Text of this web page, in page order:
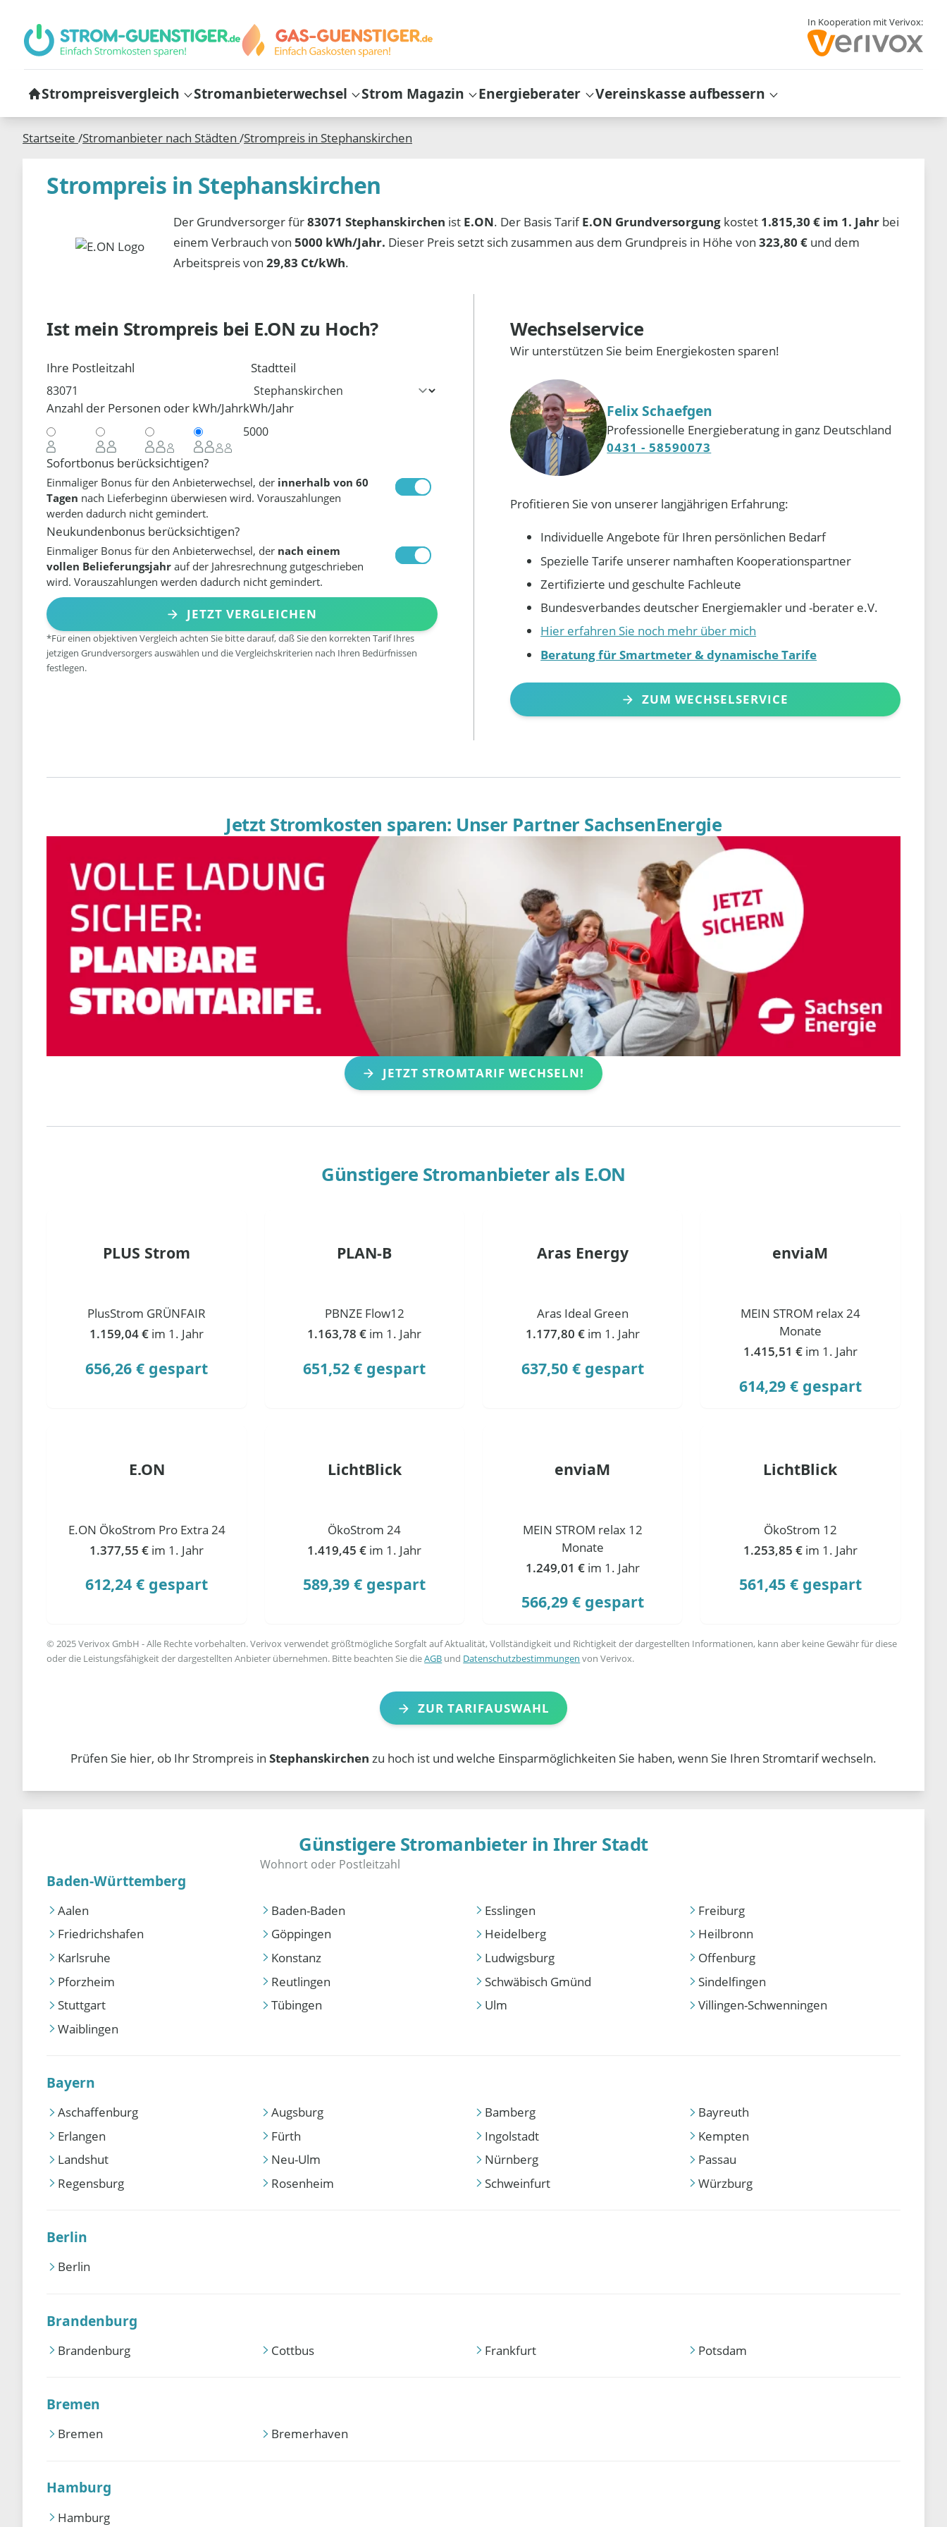
In Kooperation mit Verivox:
Strompreisvergleich Stromanbieterwechsel Strom Magazin Energieberater Vereinskasse aufbessern
Startseite /Stromanbieter nach Städten /Strompreis in Stephanskirchen
Strompreis in Stephanskirchen
Der Grundversorger für83071 Stephanskirchen ist E.ON. Der Basis TarifE.ON Grundversorgung kostet 1.815,30 € im 1. Jahr bei
einem Verbrauch von5000 kWh/Jahr. Dieser Preis setzt sich zusammen aus dem Grundpreis in Höhe von323,80 € und dem
Arbeitspreis von29,83 Ct/kWh.
Ist mein Strompreis bei E.ON zu Hoch?
Ihre Postleitzahl Stadtteil
Anzahl der Personen oder kWh/JahrkWh/Jahr
Sofortbonus berücksichtigen?
Einmaliger Bonus für den Anbieterwechsel, der innerhalb von 60
Tagen nach Lieferbeginn überwiesen wird. Vorauszahlungen
werden dadurch nicht gemindert.
Neukundenbonus berücksichtigen?
Einmaliger Bonus für den Anbieterwechsel, der nach einem
vollen Belieferungsjahr auf der Jahresrechnung gutgeschrieben
wird. Vorauszahlungen werden dadurch nicht gemindert.
JETZT VERGLEICHEN
*Für einen objektiven Vergleich achten Sie bitte darauf, daß Sie den korrekten Tarif Ihres
jetzigen Grundversorgers auswählen und die Vergleichskriterien nach Ihren Bedürfnissen
festlegen.
Wechselservice
Wir unterstützen Sie beim Energiekosten sparen!
Felix Schaefgen
Professionelle Energieberatung in ganz Deutschland
0431 - 58590073
Profitieren Sie von unserer langjährigen Erfahrung:
Individuelle Angebote für Ihren persönlichen Bedarf
Spezielle Tarife unserer namhaften Kooperationspartner
Zertifizierte und geschulte Fachleute
Bundesverbandes deutscher Energiemakler und -berater e.V.
Hier erfahren Sie noch mehr über mich
Beratung für Smartmeter & dynamische Tarife
ZUM WECHSELSERVICE
Jetzt Stromkosten sparen: Unser Partner SachsenEnergie
JETZT STROMTARIF WECHSELN!
Günstigere Stromanbieter als E.ON
PLUS Strom
PlusStrom GRÜNFAIR
1.159,04 € im 1. Jahr
656,26 € gespart
PLAN-B
PBNZE Flow12
1.163,78 € im 1. Jahr
651,52 € gespart
Aras Energy
Aras Ideal Green
1.177,80 € im 1. Jahr
637,50 € gespart
enviaM
MEIN STROM relax 24
Monate
1.415,51 € im 1. Jahr
614,29 € gespart
E.ON
E.ON ÖkoStrom Pro Extra 24
1.377,55 € im 1. Jahr
612,24 € gespart
LichtBlick
ÖkoStrom 24
1.419,45 € im 1. Jahr
589,39 € gespart
enviaM
MEIN STROM relax 12
Monate
1.249,01 € im 1. Jahr
566,29 € gespart
LichtBlick
ÖkoStrom 12
1.253,85 € im 1. Jahr
561,45 € gespart
© 2025 Verivox GmbH - Alle Rechte vorbehalten. Verivox verwendet größtmögliche Sorgfalt auf Aktualität, Vollständigkeit und Richtigkeit der dargestellten Informationen, kann aber keine Gewähr für diese
oder die Leistungsfähigkeit der dargestellten Anbieter übernehmen. Bitte beachten Sie dieAGB und Datenschutzbestimmungen von Verivox.
ZUR TARIFAUSWAHL
Prüfen Sie hier, ob Ihr Strompreis in Stephanskirchen zu hoch ist und welche Einsparmöglichkeiten Sie haben, wenn Sie Ihren Stromtarif wechseln.
Günstigere Stromanbieter in Ihrer Stadt
Baden-Württemberg
Aalen Baden-Baden Esslingen
Freiburg
Friedrichshafen
Göppingen Heidelberg
Heilbronn
Karlsruhe
Konstanz Ludwigsburg
Offenburg
Pforzheim
Reutlingen Schwäbisch Gmünd
Sindelfingen
Stuttgart
Tübingen Ulm
Villingen-Schwenningen
Waiblingen
Bayern
Aschaffenburg Augsburg Bamberg
Bayreuth
Erlangen
Fürth Ingolstadt
Kempten
Landshut
Neu-Ulm Nürnberg
Passau
Regensburg
Rosenheim Schweinfurt Würzburg
Berlin
Berlin
Brandenburg
Brandenburg Cottbus Frankfurt Potsdam
Bremen
Bremen Bremerhaven
Hamburg
Hamburg